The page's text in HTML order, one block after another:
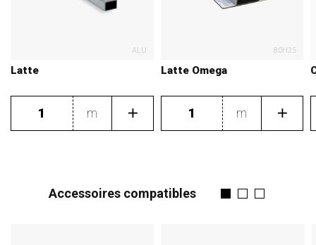
ALU
Latte
m
80H25
Latte Omega
m
Accessoires compatibles